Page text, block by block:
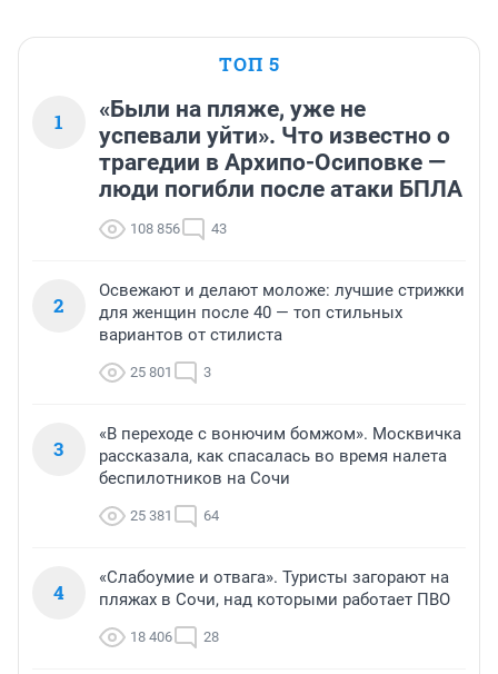
ТОП 5
1
«Были на пляже, уже не
успевали уйти». Что известно о
трагедии в Архипо-Осиповке —
люди погибли после атаки БПЛА
108 856 43
2
Освежают и делают моложе: лучшие стрижки
для женщин после 40 — топ стильных
вариантов от стилиста
25 801 3
3
«В переходе с вонючим бомжом». Москвичка
рассказала, как спасалась во время налета
беспилотников на Сочи
25 381 64
4
«Слабоумие и отвага». Туристы загорают на
пляжах в Сочи, над которыми работает ПВО
18 406 28